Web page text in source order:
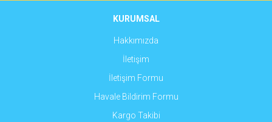
Ürün fiyatı diğer sitelerden daha pahalı.
Gönder
KURUMSAL
Hakkımızda
İletişim
İletişim Formu
Havale Bildirim Formu
Kargo Takibi